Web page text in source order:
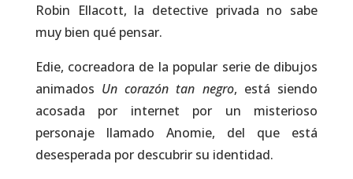
Robin Ellacott, la detective privada no sabe
muy bien qué pensar.
Edie, cocreadora de la popular serie de dibujos
animados Un corazón tan negro, está siendo
acosada por internet por un misterioso
personaje llamado Anomie, del que está
desesperada por descubrir su identidad.